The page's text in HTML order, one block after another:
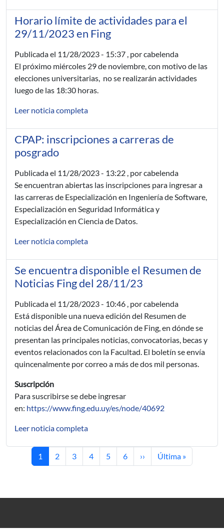
Horario límite de actividades para el
29/11/2023 en Fing
Publicada el 11/28/2023 - 15:37 , por cabelenda
El próximo miércoles 29 de noviembre, con motivo de las
elecciones universitarias, no se realizarán actividades
luego de las 18:30 horas.
Leer noticia completa
CPAP: inscripciones a carreras de
posgrado
Publicada el 11/28/2023 - 13:22 , por cabelenda
Se encuentran abiertas las inscripciones para ingresar a
las carreras de Especialización en Ingeniería de Software,
Especialización en Seguridad Informática y
Especialización en Ciencia de Datos.
Leer noticia completa
Se encuentra disponible el Resumen de
Noticias Fing del 28/11/23
Publicada el 11/28/2023 - 10:46 , por cabelenda
Está disponible una nueva edición del Resumen de
noticias del Área de Comunicación de Fing, en dónde se
presentan las principales noticias, convocatorias, becas y
eventos relacionados con la Facultad. El boletín se envía
quincenalmente por correo a más de dos mil personas.
Suscripción
Para suscribirse se debe ingresar
en: https://www.fing.edu.uy/es/node/40692
Leer noticia completa
Current page
1 Page
2 Page
3 Page
4 Page
5 Page
6 Next page
›› Last page
Última »